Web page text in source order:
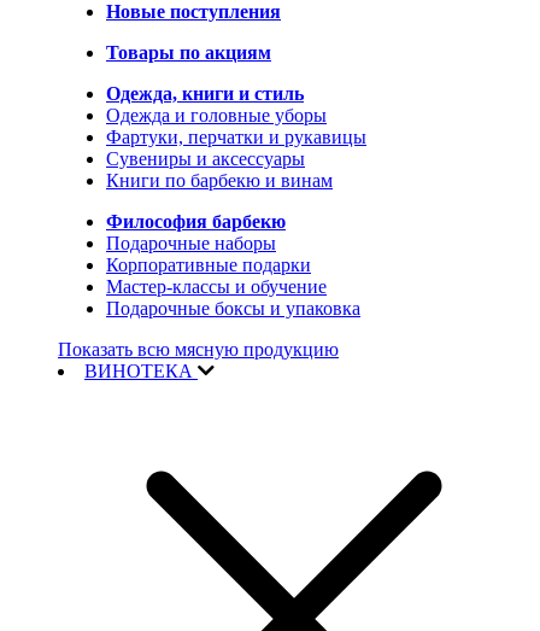
Новые поступления
Товары по акциям
Одежда, книги и стиль
Одежда и головные уборы
Фартуки, перчатки и рукавицы
Сувениры и аксессуары
Книги по барбекю и винам
Философия барбекю
Подарочные наборы
Корпоративные подарки
Мастер-классы и обучение
Подарочные боксы и упаковка
Показать всю мясную продукцию
ВИНОТЕКА